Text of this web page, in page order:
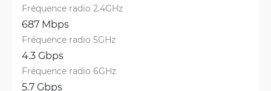
Fréquence radio 2.4GHz
687 Mbps
Fréquence radio 5GHz
4.3 Gbps
Fréquence radio 6GHz
5.7 Gbps